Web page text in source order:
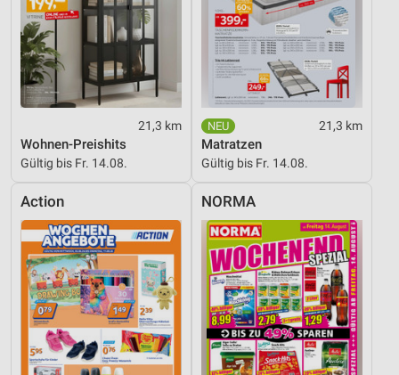
21,3 km
Wohnen-Preishits
Gültig bis Fr. 14.08.
21,3 km
Matratzen
Gültig bis Fr. 14.08.
Action NORMA